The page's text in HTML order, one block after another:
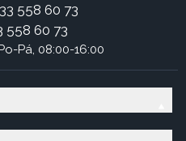
558 60 73
558 60 73
Pá, 08:00-16:00